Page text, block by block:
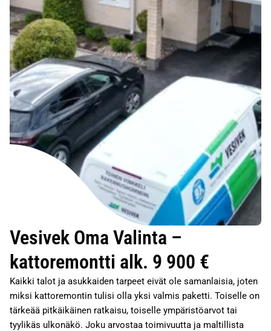
Vesivek Oma Valinta –
kattoremontti alk. 9 900 €
Kaikki talot ja asukkaiden tarpeet eivät ole samanlaisia, joten
miksi kattoremontin tulisi olla yksi valmis paketti. Toiselle on
tärkeää pitkäikäinen ratkaisu, toiselle ympäristöarvot tai
tyylikäs ulkonäkö. Joku arvostaa toimivuutta ja maltillista